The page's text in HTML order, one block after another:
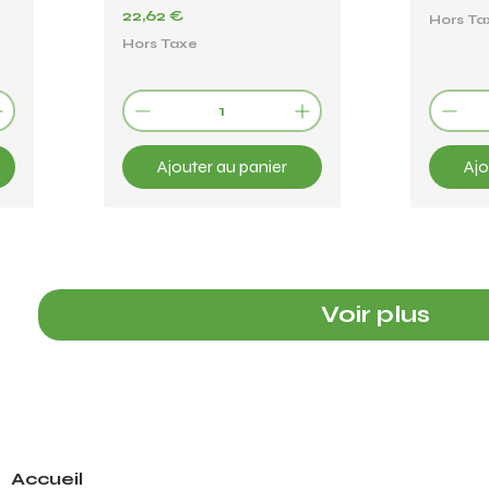
Prix
22,62 €
Hors Taxe
Ajouter au panier
Hors
Voir plus
Accueil